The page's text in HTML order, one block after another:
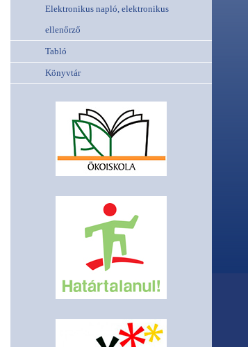
Elektronikus napló, elektronikus
ellenőrző
Tabló
Könyvtár